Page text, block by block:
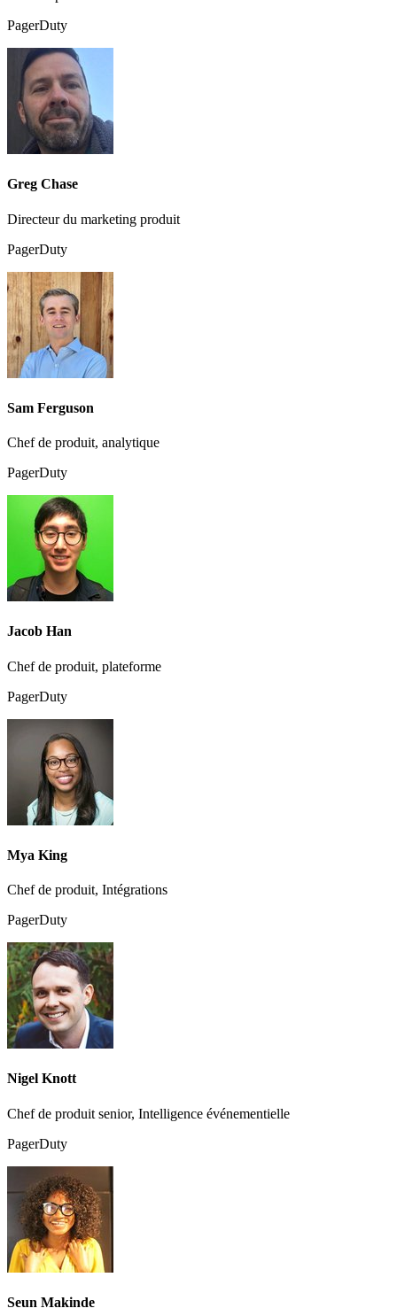
PagerDuty
Greg Chase
Directeur du marketing produit
PagerDuty
Sam Ferguson
Chef de produit, analytique
PagerDuty
Jacob Han
Chef de produit, plateforme
PagerDuty
Mya King
Chef de produit, Intégrations
PagerDuty
Nigel Knott
Chef de produit senior, Intelligence événementielle
PagerDuty
Seun Makinde